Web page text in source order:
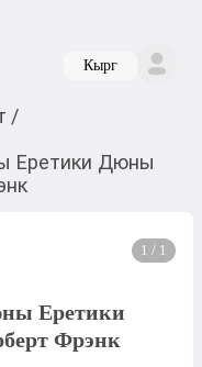
Кырг
/
Еретики Дюны
1 / 1
Еретики
Фрэнк